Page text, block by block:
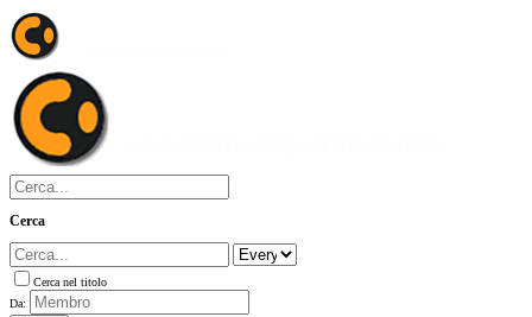
Cerca
Cerca nel titolo
Da: